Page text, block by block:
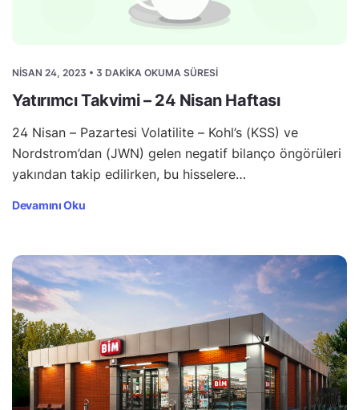
NISAN 24, 2023 • 3 DAKIKA OKUMA SÜRESI
Yatırımcı Takvimi – 24 Nisan Haftası
24 Nisan – Pazartesi Volatilite – Kohl’s (KSS) ve
Nordstrom’dan (JWN) gelen negatif bilanço öngörüleri
yakından takip edilirken, bu hisselere…
Devamını Oku